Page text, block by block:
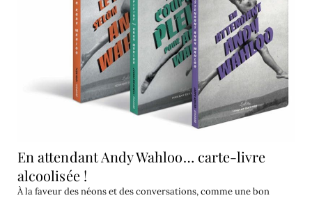
En attendant Andy Wahloo… carte-livre
alcoolisée !
À la faveur des néons et des conversations, comme une bon